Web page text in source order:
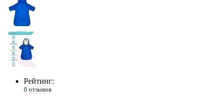
Рейтинг:
0 отзывов